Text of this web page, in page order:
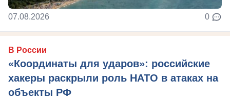
07.08.2026 0
В России
«Координаты для ударов»: российские
хакеры раскрыли роль НАТО в атаках на
объекты РФ